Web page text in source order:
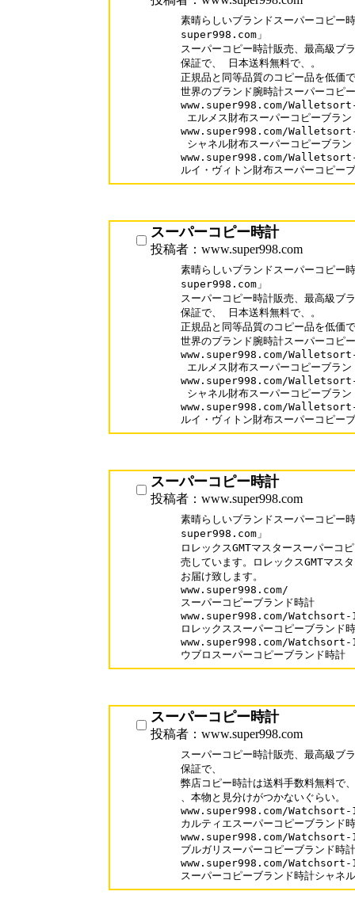
素晴らしいブランドスーパーコピー
super998.com」
スーパーコピー時計販売、最高級ブ
保証で、 日本送料無料で、。
正規品と同等品質のコピー品を低価
世界のブランド腕時計スーパーコピ
www.super998.com/
エルメス財布スーパーコピーブラン
www.super998.com/
シャネル財布スーパーコピーブラン
www.super998.com/
ルイ・ヴィトン財布スーパーコピー
スーパーコピー時計
投稿者：www.super998.com
素晴らしいブランドスーパーコピー
super998.com」
スーパーコピー時計販売、最高級ブ
保証で、 日本送料無料で、。
正規品と同等品質のコピー品を低価
世界のブランド腕時計スーパーコピ
www.super998.com/
エルメス財布スーパーコピーブラン
www.super998.com/
シャネル財布スーパーコピーブラン
www.super998.com/
ルイ・ヴィトン財布スーパーコピー
スーパーコピー時計
投稿者：www.super998.com
素晴らしいブランドスーパーコピー
super998.com」
ロレックスGMTマスタースーパーコ
売しています。ロレックスGMTマス
お届け致します。
www.super998.com/
スーパーコピーブランド時計
www.super998.com/
ロレックススーパーコピーブランド
www.super998.com/
ウブロスーパーコピーブランド時計
スーパーコピー時計
投稿者：www.super998.com
スーパーコピー時計販売、最高級ブ
保証で、
弊店コピー時計は送料手数料無料で
、本物と見分けがつかないぐらい。
www.super998.com/
カルティエスーパーコピーブランド
www.super998.com/
ブルガリスーパーコピーブランド時計
www.super998.com/
スーパーコピーブランド時計シャネル